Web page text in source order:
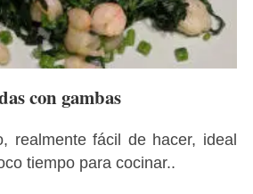
con gambas
realmente fácil de hacer, ideal
tiempo para cocinar..